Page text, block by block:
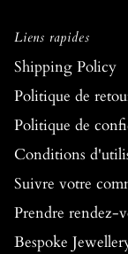
Liens rapides
Shipping Policy
Politique de
Politique de
Conditions
Suivre votre
Prendre rendez-
Bespoke